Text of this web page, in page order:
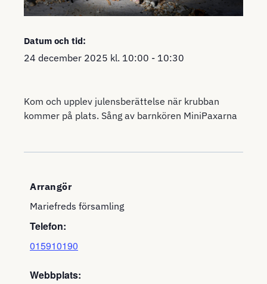
Datum och tid:
24 december 2025 kl. 10:00 - 10:30
Kom och upplev julensberättelse när krubban
kommer på plats. Sång av barnkören MiniPaxarna
Arrangör
Mariefreds församling
Telefon:
015910190
Webbplats: